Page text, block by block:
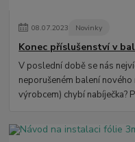
08.07.2023 Novinky
Konec příslušenství v
V poslední době se nás
neporušeném balení
výrobcem) chybí nabíječka?